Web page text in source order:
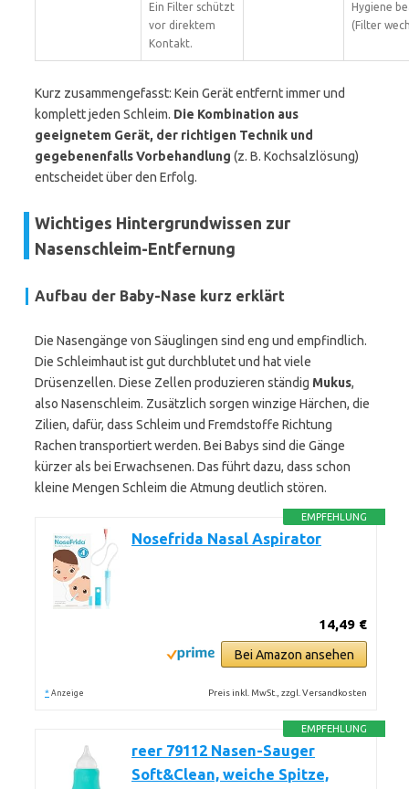
Ein Filter schützt
vor direktem
Kontakt.
Hygiene
(Filter
Kurz zusammengefasst: Kein Gerät entfernt immer und
komplett jeden Schleim. Die Kombination aus
geeignetem Gerät, der richtigen Technik und
gegebenenfalls Vorbehandlung (z. B. Kochsalzlösung)
entscheidet über den Erfolg.
Wichtiges Hintergrundwissen zur
Nasenschleim-Entfernung
Aufbau der Baby-Nase kurz erklärt
Die Nasengänge von Säuglingen sind eng und empfindlich.
Die Schleimhaut ist gut durchblutet und hat viele
Drüsenzellen. Diese Zellen produzieren ständig Mukus,
also Nasenschleim. Zusätzlich sorgen winzige Härchen, die
Zilien, dafür, dass Schleim und Fremdstoffe Richtung
Rachen transportiert werden. Bei Babys sind die Gänge
kürzer als bei Erwachsenen. Das führt dazu, dass schon
kleine Mengen Schleim die Atmung deutlich stören.
EMPFEHLUNG
Nosefrida Nasal Aspirator
14,49 €
Bei Amazon ansehen
* Anzeige Preis inkl. MwSt., zzgl. Versandkosten
EMPFEHLUNG
reer 79112 Nasen-Sauger
Soft&Clean, weiche Spitze,